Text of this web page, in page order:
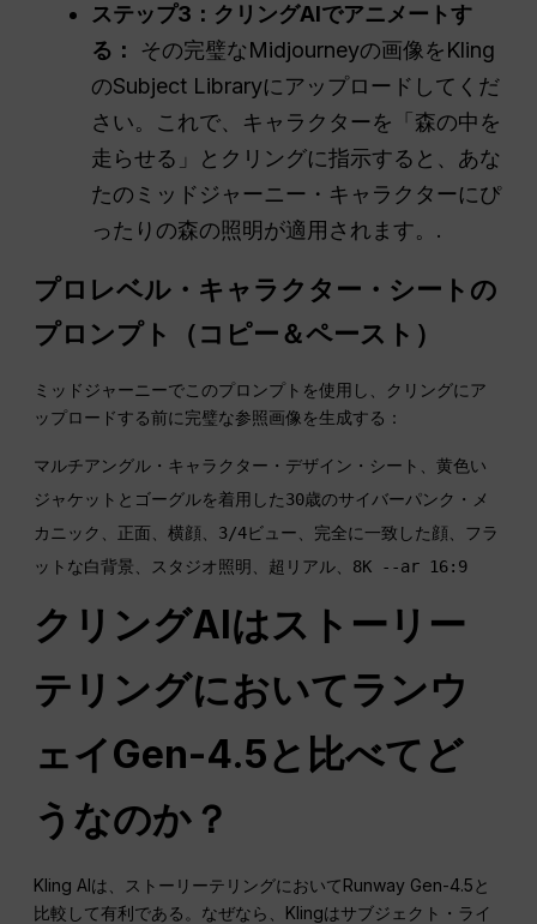
ステップ3：クリングAIでアニメートす
る：
その完璧なMidjourneyの画像をKling
のSubject Libraryにアップロードしてくだ
さい。これで、キャラクターを「森の中を
走らせる」とクリングに指示すると、あな
たのミッドジャーニー・キャラクターにぴ
ったりの森の照明が適用されます。.
プロレベル・キャラクター・シートの
プロンプト（コピー＆ペースト）
ミッドジャーニーでこのプロンプトを使用し、クリングにア
ップロードする前に完璧な参照画像を生成する：
マルチアングル・キャラクター・デザイン・シート、黄色い
ジャケットとゴーグルを着用した30歳のサイバーパンク・メ
カニック、正面、横顔、3/4ビュー、完全に一致した顔、フラ
クリングAIはストーリー
テリングにおいてランウ
ェイGen-4.5と比べてど
うなのか？
Kling AIは、ストーリーテリングにおいてRunway Gen-4.5と
比較して有利である。なぜなら、Klingはサブジェクト・ライ